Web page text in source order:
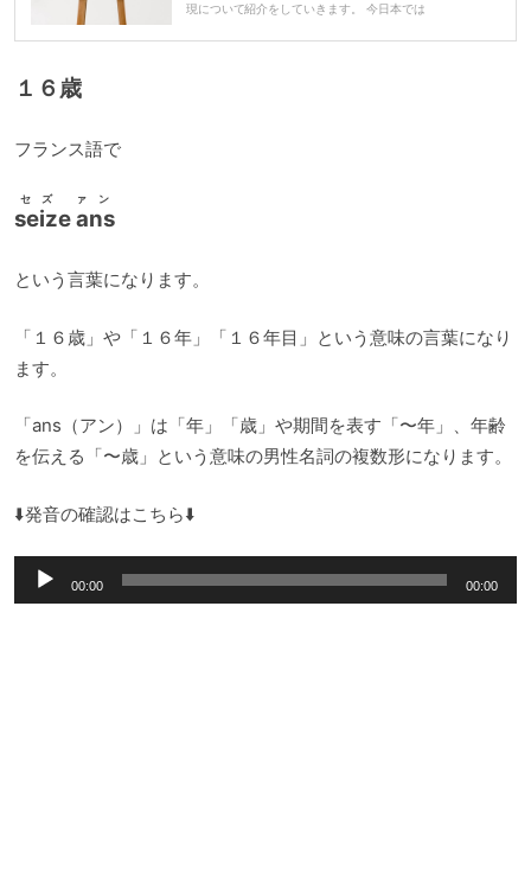
現について紹介をしていきます。 今日本では
１６歳
フランス語で
seize ans
セズ ァン
という言葉になります。
「１６歳」や「１６年」「１６年目」という意味の言葉になり
ます。
「ans（アン）」は「年」「歳」や期間を表す「〜年」、年齢
を伝える「〜歳」という意味の男性名詞の複数形になります。
⬇️発音の確認はこちら⬇️
声
00:00 00:00